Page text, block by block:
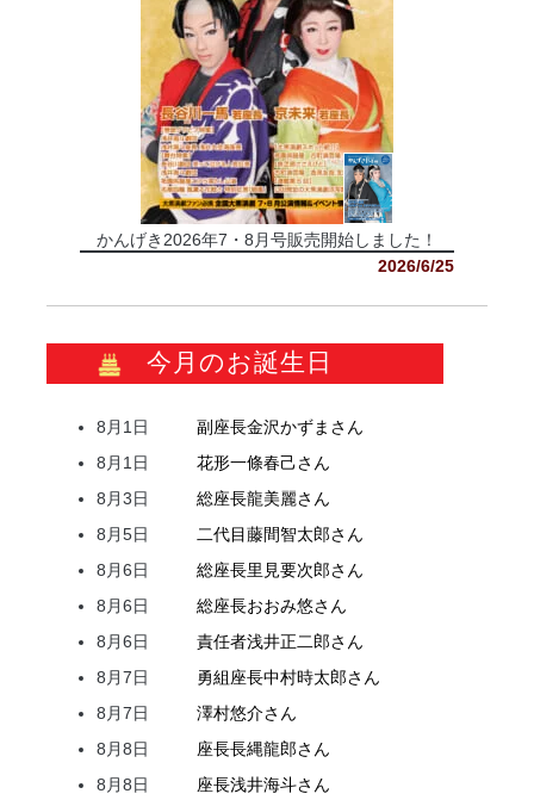
かんげき2026年7・8月号販売開始しました！
2026/6/25
今月のお誕生日
8月1日 副座長金沢かずま さん
8月1日
花形一條春己さん
8月3日
総座長龍美麗さん
8月5日
二代目藤間智太郎さん
8月6日
総座長里見要次郎さん
8月6日
総座長おおみ悠さん
8月6日
責任者浅井正二郎さん
8月7日
勇組座長中村時太郎さん
8月7日
澤村悠介さん
8月8日
座長長縄龍郎さん
8月8日
座長浅井海斗さん